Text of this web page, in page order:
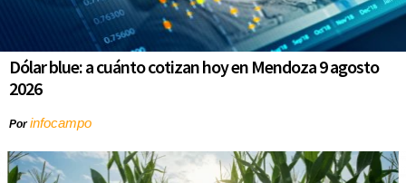
Dólar blue: a cuánto cotizan hoy en Mendoza 9 agosto
2026
Porinfocampo